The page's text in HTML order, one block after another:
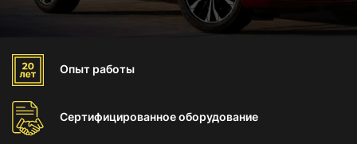
Опыт работы
Сертифицированноеоборудование